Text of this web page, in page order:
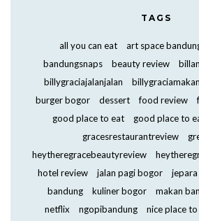
TAGS
all you can eat art space
bandungsnaps
beauty review
billygraciajalanjalan
burger bogor
dessert food review
good place to eat
good place to
gracesrestaurantreview
heytheregracebeautyreview
hotel review
jalan pagi bogor jepara
bandung
kuliner bogor makan
netflix
ngopibandung
nice place